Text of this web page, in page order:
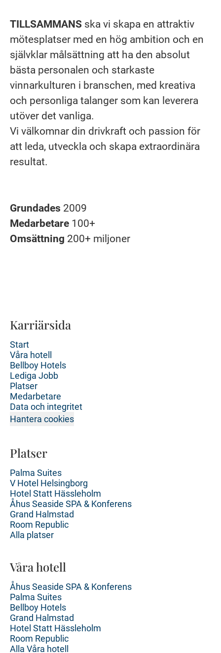
TILLSAMMANS ska vi skapa en attraktiv
mötesplatser med en hög ambition och en
självklar målsättning att ha den absolut
bästa personalen och starkaste
vinnarkulturen i branschen, med kreativa
och personliga talanger som kan leverera
utöver det vanliga.
Vi välkomnar din drivkraft och passion för
att leda, utveckla och skapa extraordinära
resultat.
Grundades 2009
Medarbetare 100+
Omsättning 200+ miljoner
Karriärsida
Start
Våra hotell
Bellboy Hotels
Lediga Jobb
Platser
Medarbetare
Data och integritet
Hantera cookies
Platser
Palma Suites
V Hotel Helsingborg
Hotel Statt Hässleholm
Åhus Seaside SPA & Konferens
Grand Halmstad
Room Republic
Alla platser
Våra hotell
Åhus Seaside SPA & Konferens
Palma Suites
Bellboy Hotels
Grand Halmstad
Hotel Statt Hässleholm
Room Republic
Alla Våra hotell